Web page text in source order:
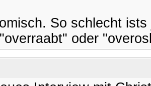
So schlecht
oder